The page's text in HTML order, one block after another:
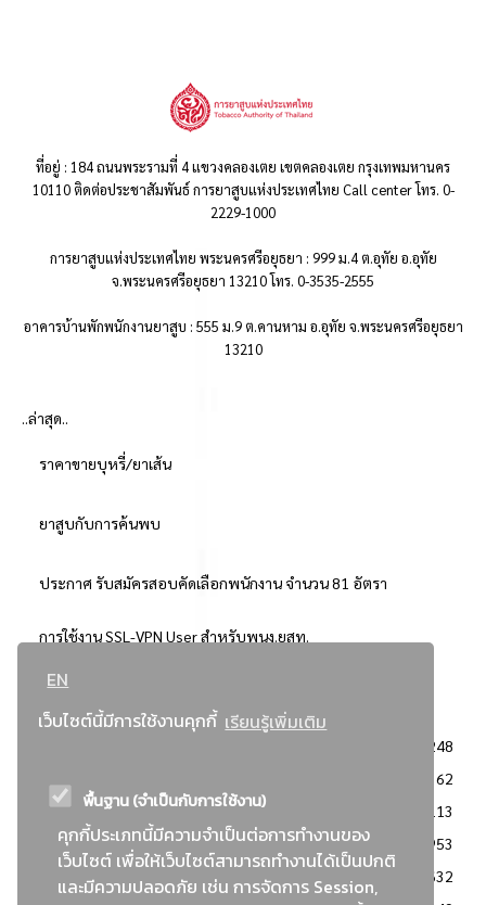
EN
เว็บไซต์นี้มีการใช้งานคุกกี้ เรียนรู้เพิ่มเติม
พื้นฐาน (จำเป็นกับการใช้งาน)
คุกกี้ประเภทนี้มีความจำเป็นต่อการทำงานของ
เว็บไซต์ เพื่อให้เว็บไซต์สามารถทำงานได้เป็นปกติ
และมีความปลอดภัย เช่น การจัดการ Session,
ที่อยู่ : 184 ถนนพระรามที่ 4 แขวงคลองเตย เขตคลองเตย กรุงเทพมหานคร
10110 ติดต่อประชาสัมพันธ์ การยาสูบแห่งประเทศไทย Call center โทร. 0-
2229-1000
การยาสูบแห่งประเทศไทย พระนครศรีอยุธยา : 999 ม.4 ต.อุทัย อ.อุทัย
จ.พระนครศรีอยุธยา 13210 โทร. 0-3535-2555
อาคารบ้านพักพนักงานยาสูบ : 555 ม.9 ต.คานหาม อ.อุทัย จ.พระนครศรีอยุธยา
13210
..ล่าสุด..
ราคาขายบุหรี่/ยาเส้น
ยาสูบกับการค้นพบ
ประกาศ รับสมัครสอบคัดเลือกพนักงาน จำนวน 81 อัตรา
การใช้งาน SSL-VPN User สำหรับพนง.ยสท.
..ยอดนิยม..
3248
2362
: วิธีเฉพาะเจาะจง
2113
ข่าวสาร/ประกาศ
1953
: เอกสารส่งเสริมความโปร่งใสในการจัดซื้อจัดจ้าง
1632